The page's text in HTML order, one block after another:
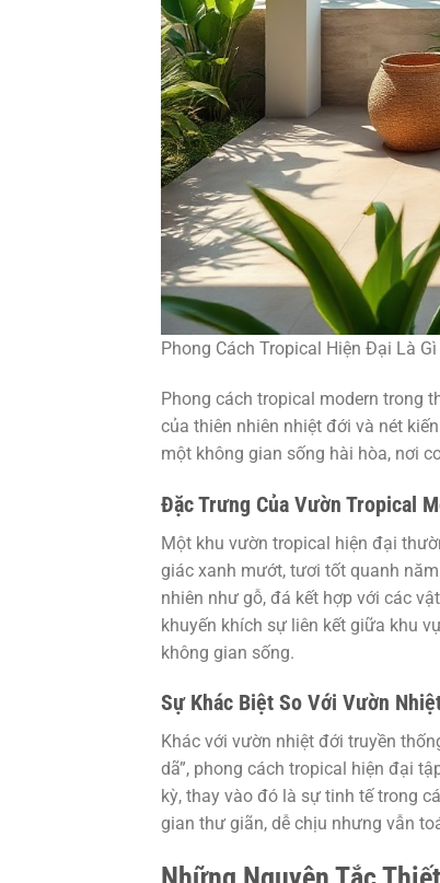
Phong Cách Tropical Hiện Đại Là
Phong cách tropical modern trong
của thiên nhiên nhiệt đới và nét
một không gian sống hài hòa, nơi
Đặc Trưng Của Vườn Tropical
Một khu vườn tropical hiện đại
giác xanh mướt, tươi tốt quanh
nhiên như gỗ, đá kết hợp với các
khuyến khích sự liên kết giữa khu
không gian sống.
Sự Khác Biệt So Với Vườn
Khác với vườn nhiệt đới truyền
dã”, phong cách tropical hiện đại
kỳ, thay vào đó là sự tinh tế trong
gian thư giãn, dễ chịu nhưng vẫn